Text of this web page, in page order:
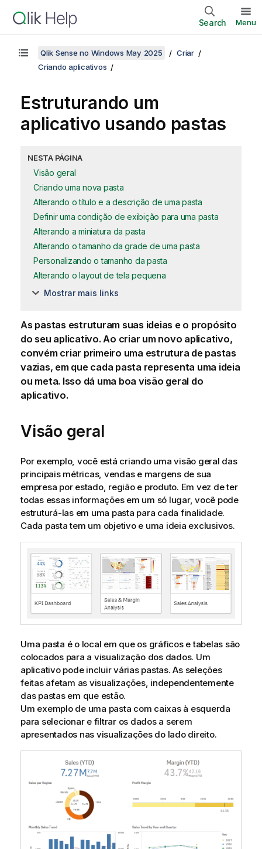
Search Menu
Qlik Sense no Windows May 2025
Criar
Criando aplicativos
Estruturando um
aplicativo usando pastas
NESTA PÁGINA
Visão geral
Criando uma nova pasta
Alterando o título e a descrição de uma pasta
Definir uma condição de exibição para uma pasta
Alterando a miniatura da pasta
Alterando o tamanho da grade de uma pasta
Personalizando o tamanho da pasta
Alterando o layout de tela pequena
Mostrar mais links
As pastas estruturam suas ideias e o propósito
do seu aplicativo. Ao criar um novo aplicativo,
convém criar primeiro uma estrutura de pastas
vazias, em que cada pasta representa uma ideia
ou meta. Isso dá uma boa visão geral do
aplicativo.
Visão geral
Por exemplo, você está criando uma visão geral das
principais métricas, vendas e margens de sua
empresa por estado, região e produto. Em vez de ter
todas essas informações em um só lugar, você pode
estruturá-las em uma pasta para cada finalidade.
Cada pasta tem um objetivo e uma ideia exclusivos.
Uma pasta é o local em que os gráficos e tabelas são
colocados para a visualização dos dados. Um
aplicativo pode incluir várias pastas. As seleções
feitas afetam as visualizações, independentemente
das pastas em que estão.
Um exemplo de uma pasta com caixas à esquerda
para selecionar e filtrar os dados a serem
apresentados nas visualizações do lado direito.